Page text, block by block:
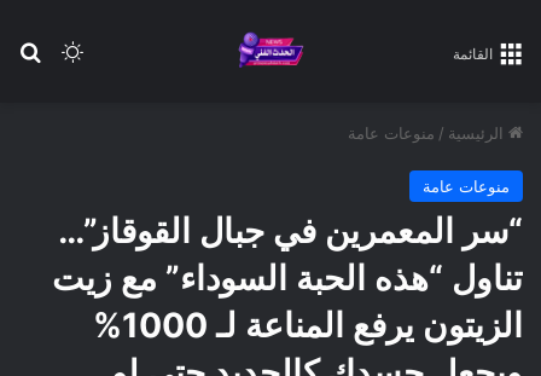
الوضع القائمة
الرئيسية / منوعات عامة
منوعات عامة
“سر المعمرين في جبال القوقاز”…
تناول “هذه الحبة السوداء” مع زيت
الزيتون يرفع المناعة لـ 1000%